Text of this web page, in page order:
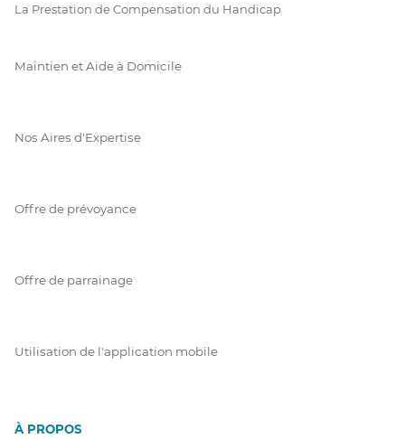
La Prestation de Compensation du Handicap
Maintien et Aide à Domicile
Nos Aires d'Expertise
Offre de prévoyance
Offre de parrainage
Utilisation de l'application mobile
À PROPOS